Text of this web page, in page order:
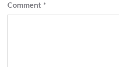
Comment *